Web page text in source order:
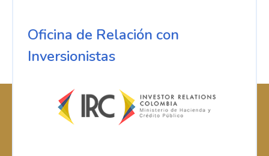
Oficina de Relación con
Inversionistas